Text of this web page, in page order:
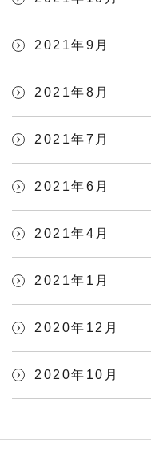
2021年9月
2021年8月
2021年7月
2021年6月
2021年4月
2021年1月
2020年12月
2020年10月